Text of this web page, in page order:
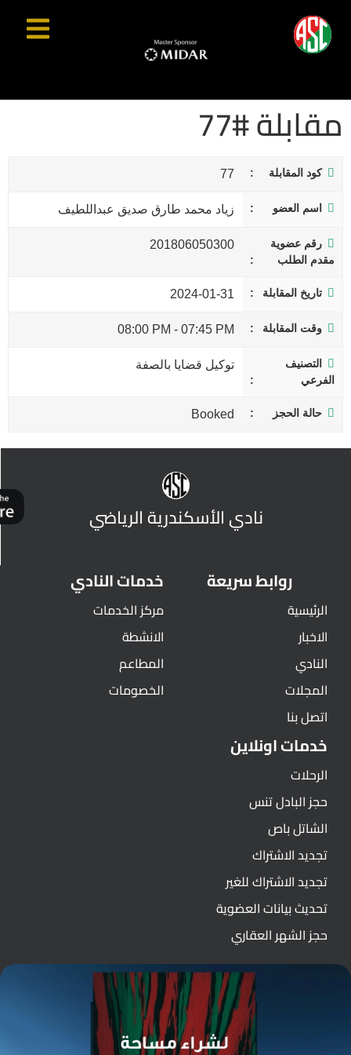
مقابلة #77
كود المقابلة 77
اسم العضو زياد محمد طارق صديق عبداللطيف
رقم عضوية
مقدم الطلب
201806050300
تاريخ المقابلة 2024-01-31
وقت المقابلة 07:45 PM
-
08:00 PM
التصنيف
الفرعي
توكيل قضايا بالصفة
حالة الحجز Booked
نادي الأسكندرية الرياضي
روابط سريعة
الرئيسية
الاخبار
النادي
المجلات
اتصل بنا
خدمات النادي
مركز الخدمات
الانشطة
المطاعم
الخصومات
خدمات اونلاين
الرحلات
حجز البادل تنس
الشاتل باص
تجديد الاشتراك
تجديد الاشتراك للغير
تحديث بيانات العضوية
حجز الشهر العقاري